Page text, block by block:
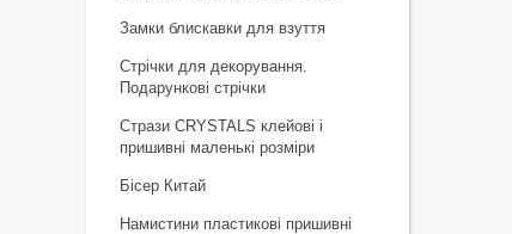
Замки блискавки для взуття
Стрічки для декорування.
Подарункові стрічки
Стрази CRYSTALS клейові і
пришивні маленькі розміри
Бісер Китай
Намистини пластикові пришивні